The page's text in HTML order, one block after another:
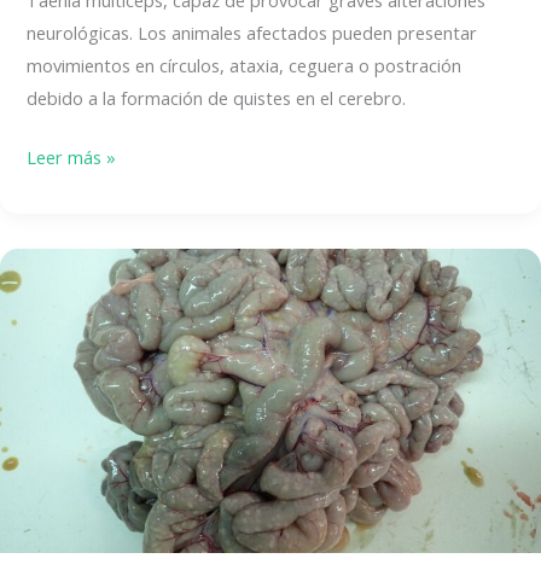
neurológicas. Los animales afectados pueden presentar
movimientos en círculos, ataxia, ceguera o postración
debido a la formación de quistes en el cerebro.
Cenurosis
Leer más »